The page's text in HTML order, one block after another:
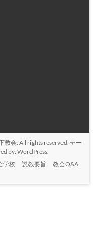
教会. All rights reserved. テー
by: WordPress.
学校 説教要旨
教会Q&A